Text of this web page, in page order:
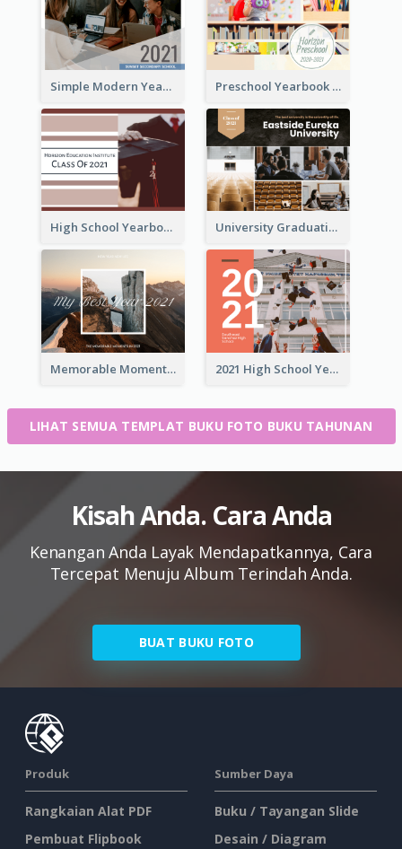
Simple Modern Yearbook Photo Book Preschool Yearbook Photo Book
High School Yearbook Photo Book University Graduation Yearbook Photo Book
Memorable Moments Yearbook Photo Book 2021 High School Yearbook Photo Book
LIHAT SEMUA TEMPLAT BUKU FOTO BUKU TAHUNAN
Kisah Anda. Cara Anda
Kenangan Anda Layak Mendapatkannya, Cara
Tercepat Menuju Album Terindah Anda.
BUAT BUKU FOTO
Produk
Rangkaian Alat PDF
Pembuat Flipbook
Sumber Daya
Buku / Tayangan Slide
Desain / Diagram